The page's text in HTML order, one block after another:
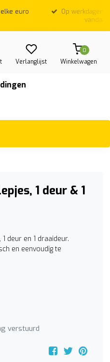
euro
Op werkdagen;
vandaag
Verlanglijst
0
Winkelwagen
1 deur & 1
deur en 1 draaideur.
en eenvoudig te
verstuurd